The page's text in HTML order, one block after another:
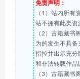
免责声明：
（1）站内所有
站不拥有此类资
（2）古籍藏书
为的发生不具备
指控并出示充分
和非法转载作品
（3）古籍藏书